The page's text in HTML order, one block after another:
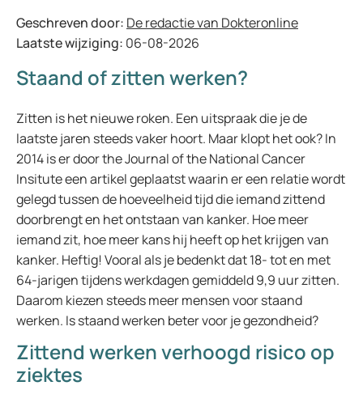
Geschreven door: De redactie van Dokteronline
Laatste wijziging: 06-08-2026
Staand of zitten werken?
Zitten is het nieuwe roken. Een uitspraak die je de
laatste jaren steeds vaker hoort. Maar klopt het ook? In
2014 is er door the Journal of the National Cancer
Insitute een artikel geplaatst waarin er een relatie wordt
gelegd tussen de hoeveelheid tijd die iemand zittend
doorbrengt en het ontstaan van kanker. Hoe meer
iemand zit, hoe meer kans hij heeft op het krijgen van
kanker. Heftig! Vooral als je bedenkt dat 18- tot en met
64-jarigen tijdens werkdagen gemiddeld 9,9 uur zitten.
Daarom kiezen steeds meer mensen voor staand
werken. Is staand werken beter voor je gezondheid?
Zittend werken verhoogd risico op
ziektes